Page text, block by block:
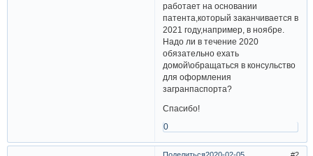
работает на основании
патента,который заканчивается в
2021 году,например, в ноябре.
Надо ли в течение 2020
обязательно ехать
домой\обращаться в консульство
для оформления
загранпаспорта?
Спасибо!
0